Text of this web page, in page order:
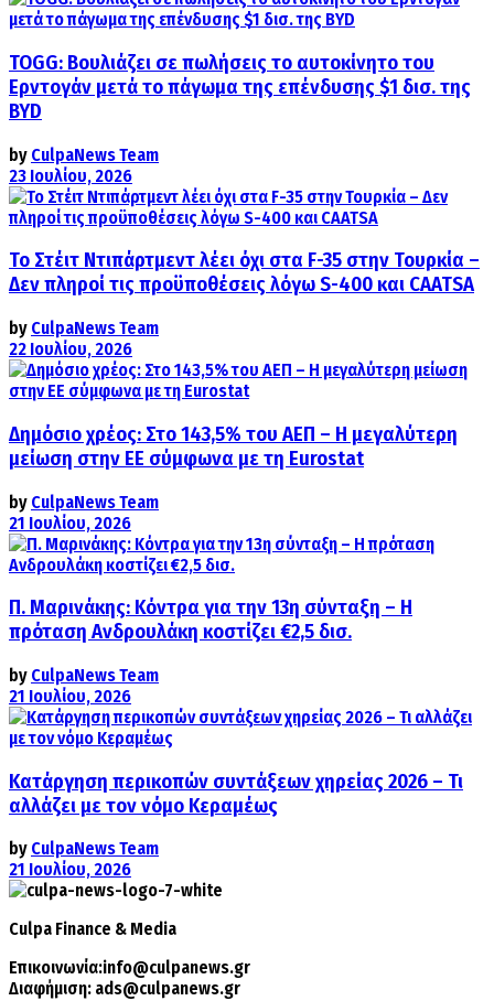
TOGG: Βουλιάζει σε πωλήσεις το αυτοκίνητο του
Ερντογάν μετά το πάγωμα της επένδυσης $1 δισ. της
BYD
by CulpaNews Team
23 Ιουλίου, 2026
Το Στέιτ Ντιπάρτμεντ λέει όχι στα F-35 στην Τουρκία –
Δεν πληροί τις προϋποθέσεις λόγω S-400 και CAATSA
by CulpaNews Team
22 Ιουλίου, 2026
Δημόσιο χρέος: Στο 143,5% του ΑΕΠ – Η μεγαλύτερη
μείωση στην ΕΕ σύμφωνα με τη Eurostat
by CulpaNews Team
21 Ιουλίου, 2026
Π. Μαρινάκης: Κόντρα για την 13η σύνταξη – Η
πρόταση Ανδρουλάκη κοστίζει €2,5 δισ.
by CulpaNews Team
21 Ιουλίου, 2026
Κατάργηση περικοπών συντάξεων χηρείας 2026 – Τι
αλλάζει με τον νόμο Κεραμέως
by CulpaNews Team
21 Ιουλίου, 2026
Culpa Finance & Media
Επικοινωνία:info@culpanews.gr
Διαφήμιση: ads@culpanews.gr